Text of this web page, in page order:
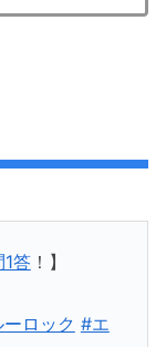
答！】
ロック #エ